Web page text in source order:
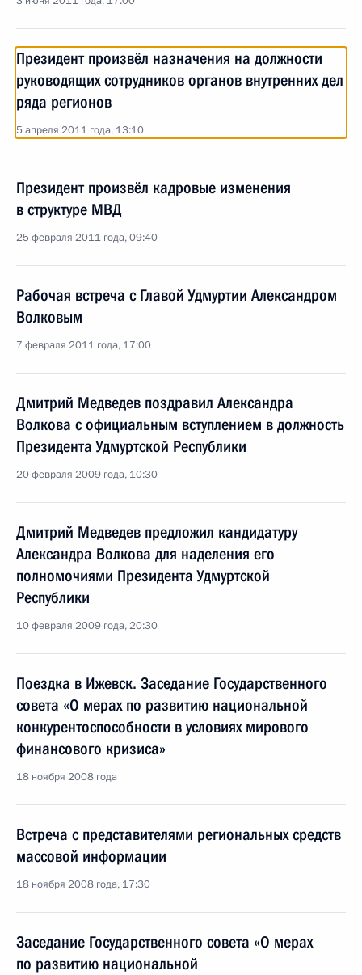
Президент произвёл назначения на должности
руководящих сотрудников органов внутренних дел
ряда регионов
5 апреля 2011 года, 13:10
Президент произвёл кадровые изменения
в структуре МВД
25 февраля 2011 года, 09:40
Рабочая встреча с Главой Удмуртии Александром
Волковым
7 февраля 2011 года, 17:00
Дмитрий Медведев поздравил Александра
Волкова с официальным вступлением в должность
Президента Удмуртской Республики
20 февраля 2009 года, 10:30
Дмитрий Медведев предложил кандидатуру
Александра Волкова для наделения его
полномочиями Президента Удмуртской
Республики
10 февраля 2009 года, 20:30
Поездка в Ижевск. Заседание Государственного
совета «О мерах по развитию национальной
конкурентоспособности в условиях мирового
финансового кризиса»
18 ноября 2008 года
Встреча с представителями региональных средств
массовой информации
18 ноября 2008 года, 17:30
Заседание Государственного совета «О мерах
по развитию национальной